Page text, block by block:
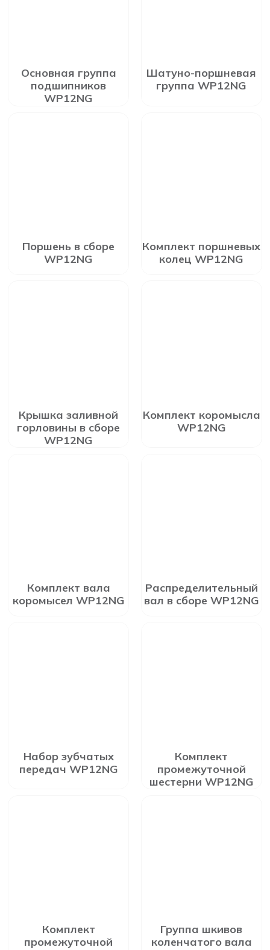
Основная группа
подшипников
WP12NG
Шатуно-поршневая
группа WP12NG
Поршень в сборе
WP12NG
Комплект поршневых
колец WP12NG
Крышка заливной
горловины в сборе
WP12NG
Комплект коромысла
WP12NG
Комплект вала
коромысел WP12NG
Распределительный
вал в сборе WP12NG
Набор зубчатых
передач WP12NG
Комплект
промежуточной
шестерни WP12NG
Комплект
промежуточной
Группа шкивов
коленчатого вала